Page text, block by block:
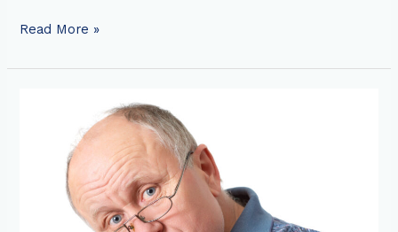
Read More »
androgenética)